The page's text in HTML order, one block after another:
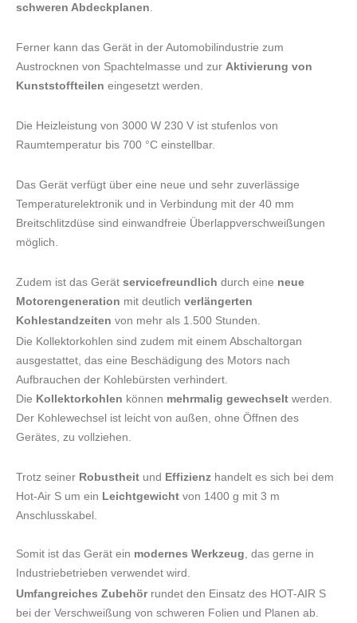
schweren Abdeckplanen.
Ferner kann das Gerät in der Automobilindustrie zum
Austrocknen von Spachtelmasse und zur Aktivierung von
Kunststoffteilen eingesetzt werden.
Die Heizleistung von 3000 W 230 V ist stufenlos von
Raumtemperatur bis 700 °C einstellbar.
Das Gerät verfügt über eine neue und sehr zuverlässige
Temperaturelektronik und in Verbindung mit der 40 mm
Breitschlitzdüse sind einwandfreie Überlappverschweißungen
möglich.
Zudem ist das Gerät servicefreundlich durch eine neue
Motorengeneration mit deutlich verlängerten
Kohlestandzeiten von mehr als 1.500 Stunden.
Die Kollektorkohlen sind zudem mit einem Abschaltorgan
ausgestattet, das eine Beschädigung des Motors nach
Aufbrauchen der Kohlebürsten verhindert.
Die Kollektorkohlen können mehrmalig gewechselt werden.
Der Kohlewechsel ist leicht von außen, ohne Öffnen des
Gerätes, zu vollziehen.
Trotz seiner Robustheit und Effizienz handelt es sich bei dem
Hot-Air S um ein Leichtgewicht von 1400 g mit 3 m
Anschlusskabel.
Somit ist das Gerät ein modernes Werkzeug, das gerne in
Industriebetrieben verwendet wird.
Umfangreiches Zubehörrundet den Einsatz des HOT-AIR S
bei der Verschweißung von schweren Folien und Planen ab.